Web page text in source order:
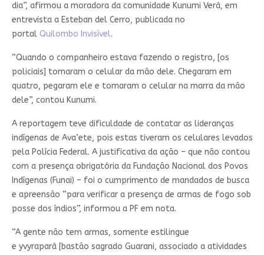
dia”, afirmou a moradora da comunidade Kunumi Verá, em
entrevista a Esteban del Cerro, publicada no
portal Quilombo Invisível.
“Quando o companheiro estava fazendo o registro, [os
policiais] tomaram o celular da mão dele. Chegaram em
quatro, pegaram ele e tomaram o celular na marra da mão
dele”, contou Kunumi.
A reportagem teve dificuldade de contatar as lideranças
indígenas de Ava’ete, pois estas tiveram os celulares levados
pela Polícia Federal. A justificativa da ação – que não contou
com a presença obrigatória da Fundação Nacional dos Povos
Indígenas (Funai) – foi o cumprimento de mandados de busca
e apreensão “para verificar a presença de armas de fogo sob
posse dos índios”, informou a PF em nota.
“A gente não tem armas, somente estilingue
e yvyrapará [bastão sagrado Guarani, associado a atividades